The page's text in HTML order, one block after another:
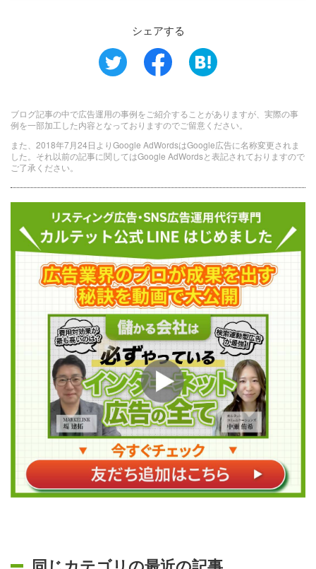
シェアする
ブログ記事の中で広告運用の事例をご紹介することがありますが、実際の事
例を一部加工した内容となっておりますのでご留意ください。
また、2018年7月24日よりGoogle AdWordsはGoogle広告に名称変更されま
した。それ以前の記事に関してはGoogle AdWordsと表記されておりますので
ご了承ください。